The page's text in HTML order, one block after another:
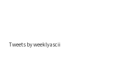
Tweets by weeklyascii